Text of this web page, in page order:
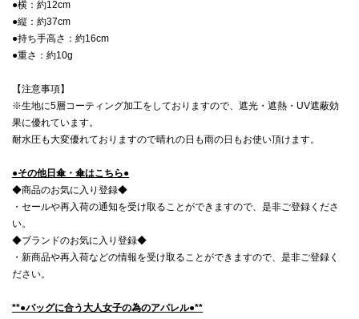
●横：約12cm
●縦：約37cm
●持ち手高さ：約16cm
●重さ：約10g
【注意事項】
※生地に5層コーティング加工をしておりますので、遮光・遮熱・UV遮蔽効
果に優れています。
耐水圧も大変優れておりますので晴れの日も雨の日もお使い頂けます。
●その他日傘・傘はこちら●
◆商品のお気に入り登録◆
・セールや再入荷の通知を受け取ることができますので、是非ご登録くださ
い。
◆ブランドのお気に入り登録◆
・新商品や再入荷などの情報を受け取ることができますので、是非ご登録く
ださい。
**●バッグに合う大人女子の為のアパレル●**